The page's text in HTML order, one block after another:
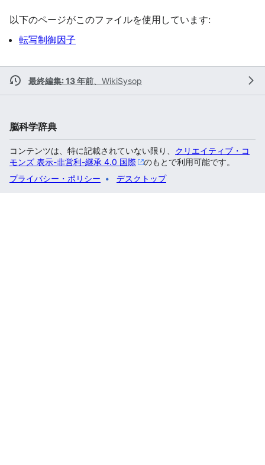
以下のページがこのファイルを使用しています:
転写制御因子
最終編集: 13 年前 WikiSysop
脳科学辞典
コンテンツは、特に記載されていない限り、 クリエイティブ・コ
モンズ 表示-非営利-継承 4.0 国際
のもとで利用可能です。
プライバシー・ポリシー
デスクトップ